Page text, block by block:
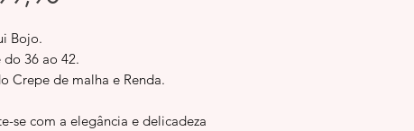
Bojo.
do 36 ao 42.
Crepe de malha e Renda.
se com a elegância e delicadeza